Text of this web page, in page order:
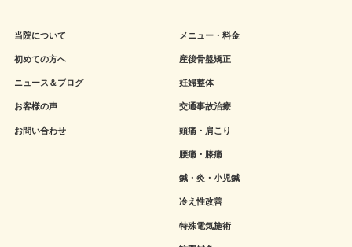
当院について
初めての方へ
ニュース＆ブログ
お客様の声
お問い合わせ
メニュー・料金
産後骨盤矯正
妊婦整体
交通事故治療
頭痛・肩こり
腰痛・膝痛
鍼・灸・小児鍼
冷え性改善
特殊電気施術